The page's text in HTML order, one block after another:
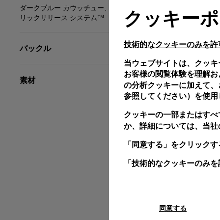
ダークブルー カウッチュー、XL、24/22、PAM ク
リックリリース システム™
バックル
素材
クッキー
技術的なクッキーのみを許
当ウェブサイトは、クッ
お客様の閲覧体験を理解
の分析クッキーに加えて
参照してください）を使
クッキーの一部またはす
か、詳細については、当社
「同意する」をクリック
「技術的なクッキーのみ
同意する